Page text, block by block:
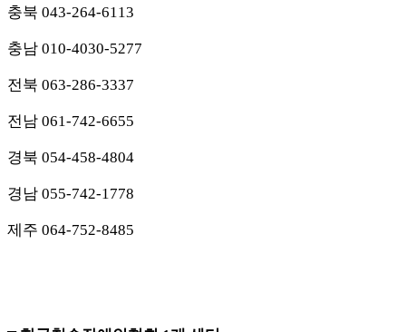
충북 043-264-6113
충남 010-4030-5277
전북 063-286-3337
전남 061-742-6655
경북 054-458-4804
경남 055-742-1778
제주 064-752-8485